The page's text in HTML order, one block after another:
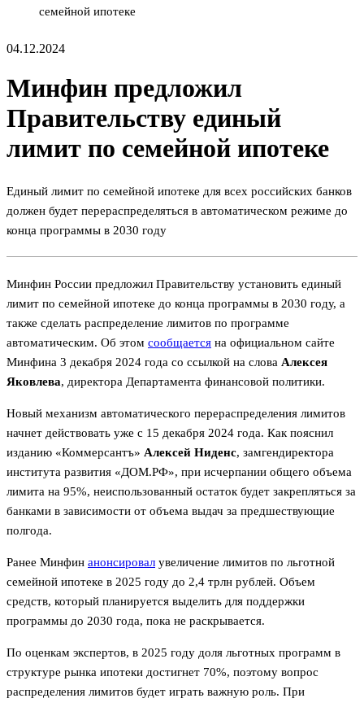
семейной ипотеке
04.12.2024
Минфин предложил
Правительству единый
лимит по семейной ипотеке
Единый лимит по семейной ипотеке для всех российских банков
должен будет перераспределяться в автоматическом режиме до
конца программы в 2030 году
Минфин России предложил Правительству установить единый
лимит по семейной ипотеке до конца программы в 2030 году, а
также сделать распределение лимитов по программе
автоматическим. Об этом сообщается на официальном сайте
Минфина 3 декабря 2024 года со ссылкой на слова Алексея
Яковлева, директора Департамента финансовой политики.
Новый механизм автоматического перераспределения лимитов
начнет действовать уже с 15 декабря 2024 года. Как пояснил
изданию «Коммерсантъ» Алексей Ниденс, замгендиректора
института развития «ДОМ.РФ», при исчерпании общего объема
лимита на 95%, неиспользованный остаток будет закрепляться за
банками в зависимости от объема выдач за предшествующие
полгода.
Ранее Минфин анонсировал увеличение лимитов по льготной
семейной ипотеке в 2025 году до 2,4 трлн рублей. Объем
средств, который планируется выделить для поддержки
программы до 2030 года, пока не раскрывается.
По оценкам экспертов, в 2025 году доля льготных программ в
структуре рынка ипотеки достигнет 70%, поэтому вопрос
распределения лимитов будет играть важную роль. При